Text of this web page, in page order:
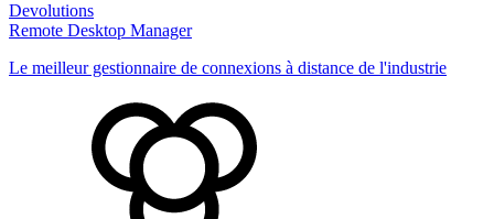
Devolutions
Remote Desktop Manager
Le meilleur gestionnaire de connexions à distance de l'industrie